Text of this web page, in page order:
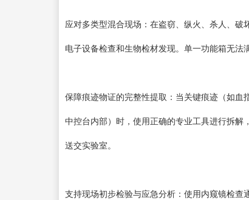
应对多类型混合现场：在盗窃、纵火、杀人、破
电子设备检查和生物检材发现。单一功能箱无法
保障痕迹物证的完整性提取：当关键痕迹（如
中控台内部）时，使用正确的专业工具进行拆
送交实验室。
支持现场初步检验与应急分析：使用内窥镜检